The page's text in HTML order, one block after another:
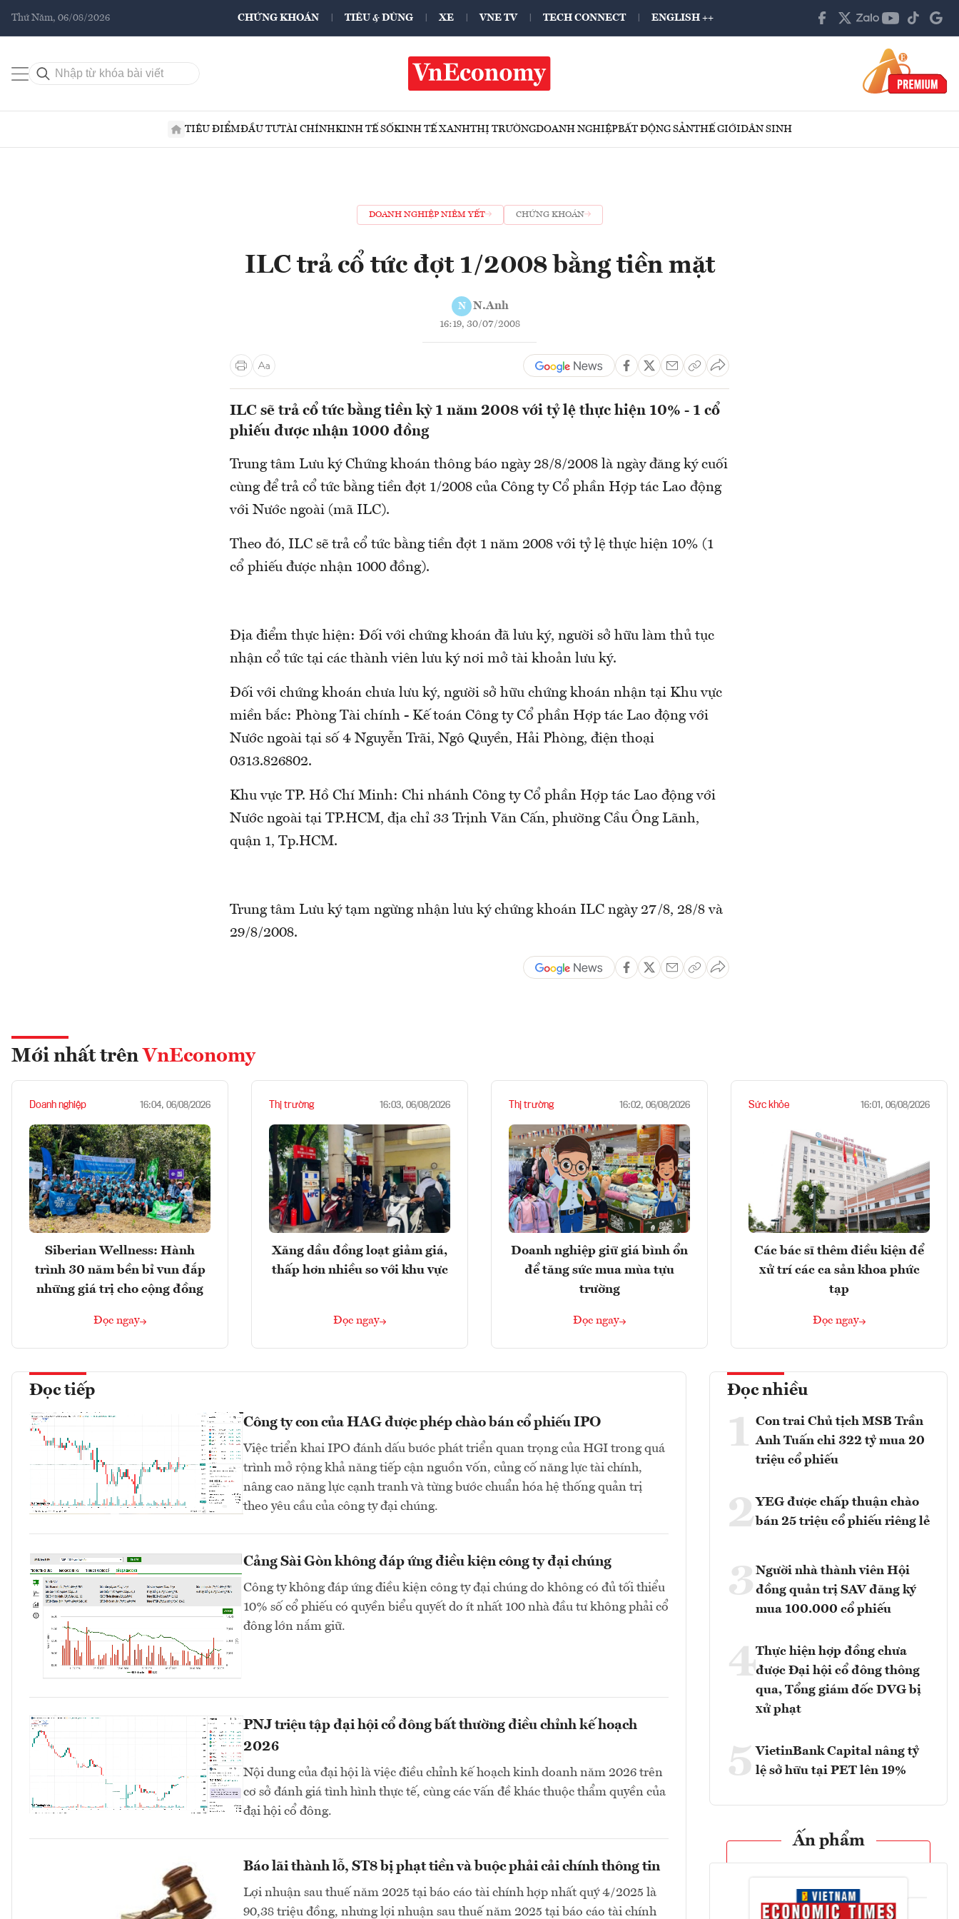
Thứ Năm, 06/08/2026 CHỨNG KHOÁN TIÊU & DÙNG XE VNE TV TECH CONNECT ENGLISH ++
TIÊU ĐIỂMĐẦU TƯTÀI CHÍNHKINH TẾ SỐKINH TẾ XANHTHỊ TRƯỜNGDOANH NGHIỆPBẤT ĐỘNG SẢNTHẾ GIỚIDÂN SINH
DOANH NGHIỆP NIÊM YẾT CHỨNG KHOÁN
ILC trả cổ tức đợt 1/2008 bằng tiền mặt
N N.Anh
16:19, 30/07/2008
ILC sẽ trả cổ tức bằng tiền kỳ 1 năm 2008 với tỷ lệ thực hiện 10% - 1 cổ
phiếu được nhận 1000 đồng
Trung tâm Lưu ký Chứng khoán thông báo ngày 28/8/2008 là ngày đăng ký cuối
cùng để trả cổ tức bằng tiền đợt 1/2008 của Công ty Cổ phần Hợp tác Lao động
với Nước ngoài (mã ILC).
Theo đó, ILC sẽ trả cổ tức bằng tiền đợt 1 năm 2008 với tỷ lệ thực hiện 10% (1
cổ phiếu được nhận 1000 đồng).
Địa điểm thực hiện: Đối với chứng khoán đã lưu ký, người sở hữu làm thủ tục
nhận cổ tức tại các thành viên lưu ký nơi mở tài khoản lưu ký.
Đối với chứng khoán chưa lưu ký, người sở hữu chứng khoán nhận tại Khu vực
miền bắc: Phòng Tài chính - Kế toán Công ty Cổ phần Hợp tác Lao động với
Nước ngoài tại số 4 Nguyễn Trãi, Ngô Quyền, Hải Phòng, điện thoại
0313.826802.
Khu vực TP. Hồ Chí Minh: Chi nhánh Công ty Cổ phần Hợp tác Lao động với
Nước ngoài tại TP.HCM, địa chỉ 33 Trịnh Văn Cấn, phường Cầu Ông Lãnh,
quận 1, Tp.HCM.
Trung tâm Lưu ký tạm ngừng nhận lưu ký chứng khoán ILC ngày 27/8, 28/8 và
29/8/2008.
Mới nhất trên VnEconomy
Doanh nghiệp 16:04, 06/08/2026
Siberian Wellness: Hành
trình 30 năm bền bỉ vun đắp
những giá trị cho cộng đồng
Đọc ngay
Thị trường 16:03, 06/08/2026
Xăng dầu đồng loạt giảm giá,
thấp hơn nhiều so với khu vực
Đọc ngay
Thị trường 16:02, 06/08/2026
Doanh nghiệp giữ giá bình ổn
để tăng sức mua mùa tựu
trường
Đọc ngay
Sức khỏe 16:01, 06/08/2026
Các bác sĩ thêm điều kiện để
xử trí các ca sản khoa phức
tạp
Đọc ngay
Đọc tiếp
Công ty con của HAG được phép chào bán cổ phiếu IPO
Việc triển khai IPO đánh dấu bước phát triển quan trọng của HGI trong quá
trình mở rộng khả năng tiếp cận nguồn vốn, củng cố năng lực tài chính,
nâng cao năng lực cạnh tranh và từng bước chuẩn hóa hệ thống quản trị
theo yêu cầu của công ty đại chúng.
Cảng Sài Gòn không đáp ứng điều kiện công ty đại chúng
Công ty không đáp ứng điều kiện công ty đại chúng do không có đủ tối thiểu
10% số cổ phiếu có quyền biểu quyết do ít nhất 100 nhà đầu tư không phải cổ
đông lớn nắm giữ.
PNJ triệu tập đại hội cổ đông bất thường điều chỉnh kế hoạch
2026
Nội dung của đại hội là việc điều chỉnh kế hoạch kinh doanh năm 2026 trên
cơ sở đánh giá tình hình thực tế, cùng các vấn đề khác thuộc thẩm quyền của
đại hội cổ đông.
Báo lãi thành lỗ, ST8 bị phạt tiền và buộc phải cải chính thông tin
Lợi nhuận sau thuế năm 2025 tại báo cáo tài chính hợp nhất quý 4/2025 là
90,38 triệu đồng, nhưng lợi nhuận sau thuế năm 2025 tại báo cáo tài chính
Đọc nhiều
1 Con trai Chủ tịch MSB Trần
Anh Tuấn chi 322 tỷ mua 20
triệu cổ phiếu
2YEG được chấp thuận chào
bán 25 triệu cổ phiếu riêng lẻ
3 Người nhà thành viên Hội
đồng quản trị SAV đăng ký
mua 100.000 cổ phiếu
4Thực hiện hợp đồng chưa
được Đại hội cổ đông thông
qua, Tổng giám đốc DVG bị
xử phạt
5 VietinBank Capital nâng tỷ
lệ sở hữu tại PET lên 19%
Ấn phẩm